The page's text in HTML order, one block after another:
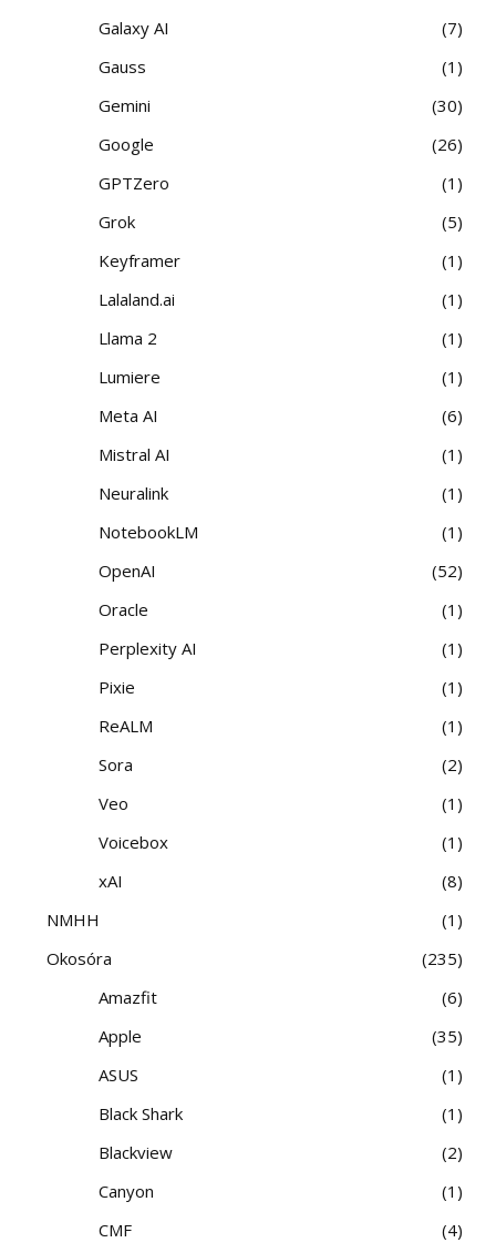
Galaxy AI
7
Gauss
1
Gemini
30
Google
26
GPTZero
1
Grok
5
Keyframer
1
Lalaland.ai
1
Llama 2
1
Lumiere
1
Meta AI
6
Mistral AI
1
Neuralink
1
NotebookLM
1
OpenAI
52
Oracle
1
Perplexity AI
1
Pixie
1
ReALM
1
Sora
2
Veo
1
Voicebox
1
xAI
8
NMHH
1
Okosóra
235
Amazfit
6
Apple
35
ASUS
1
Black Shark
1
Blackview
2
Canyon
1
CMF
4